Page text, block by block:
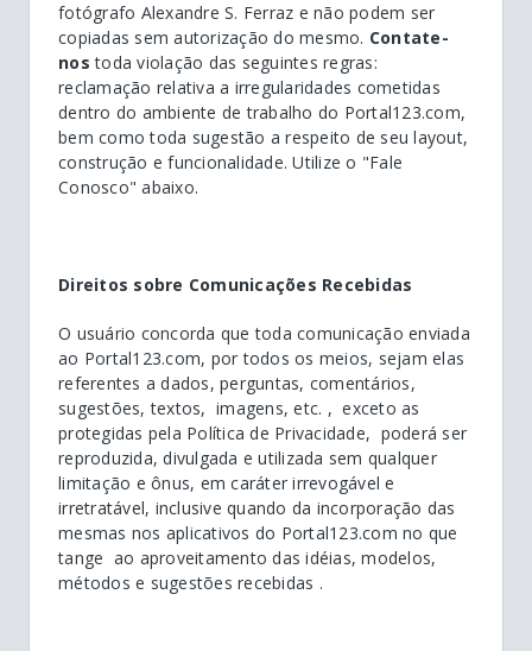
fotógrafo Alexandre S. Ferraz e não podem ser
copiadas sem autorização do mesmo. Contate-
nos toda violação das seguintes regras:
reclamação relativa a irregularidades cometidas
dentro do ambiente de trabalho do Portal123.com,
bem como toda sugestão a respeito de seu layout,
construção e funcionalidade. Utilize o "Fale
Conosco" abaixo.
Direitos sobre Comunicações Recebidas
O usuário concorda que toda comunicação enviada
ao Portal123.com, por todos os meios, sejam elas
referentes a dados, perguntas, comentários,
sugestões, textos, imagens, etc. , exceto as
protegidas pela Política de Privacidade, poderá ser
reproduzida, divulgada e utilizada sem qualquer
limitação e ônus, em caráter irrevogável e
irretratável, inclusive quando da incorporação das
mesmas nos aplicativos do Portal123.com no que
tange ao aproveitamento das idéias, modelos,
métodos e sugestões recebidas .